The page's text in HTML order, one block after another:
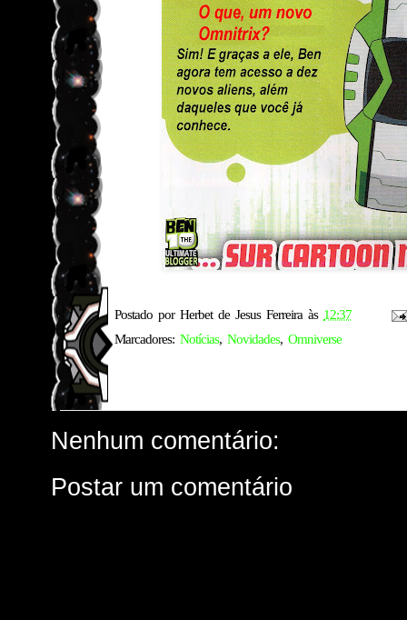
Postado por Herbet de Jesus Ferreira às 12:37
Marcadores: Notícias, Novidades, Omniverse
Nenhum comentário:
Postar um comentário